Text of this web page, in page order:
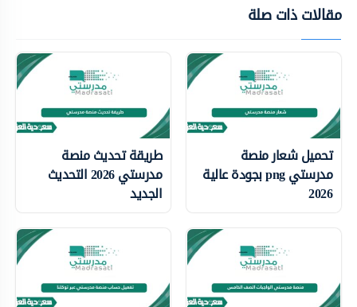
مقالات ذات صلة
تحميل شعار منصة
مدرستي png بجودة عالية
2026
طريقة تحديث منصة
مدرستي 2026 التحديث
الجديد